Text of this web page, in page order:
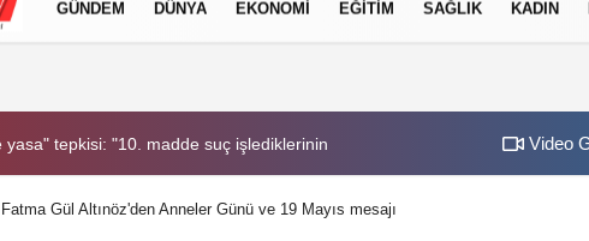
GÜNDEM DÜNYA EKONOMI EĞITIM SAĞLIK KADIN
yasa" tepkisi: "10. madde suç işlediklerinin bilincinde olduklarınıBakan Gürlek:
Video
Gül Altınöz'den Anneler Günü ve 19 Mayıs mesajı